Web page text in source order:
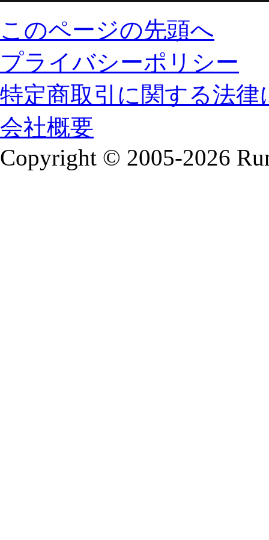
このページの先頭へ
プライバシーポリシー
特定商取引に関する法律
会社概要
Copyright © 2005-2026